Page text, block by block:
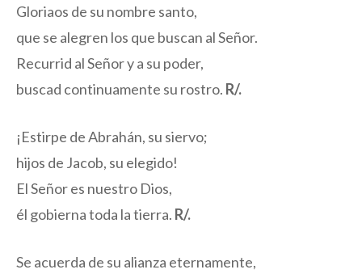
Gloriaos de su nombre santo,
que se alegren los que buscan al Señor.
Recurrid al Señor y a su poder,
buscad continuamente su rostro. R/.
¡Estirpe de Abrahán, su siervo;
hijos de Jacob, su elegido!
El Señor es nuestro Dios,
él gobierna toda la tierra. R/.
Se acuerda de su alianza eternamente,